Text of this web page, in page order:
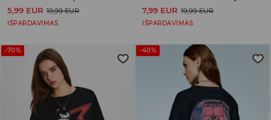
5,99 EUR 19,99 EUR
IŠPARDAVIMAS
7,99 EUR 19,99 EUR
IŠPARDAVIMAS
-70% -40%